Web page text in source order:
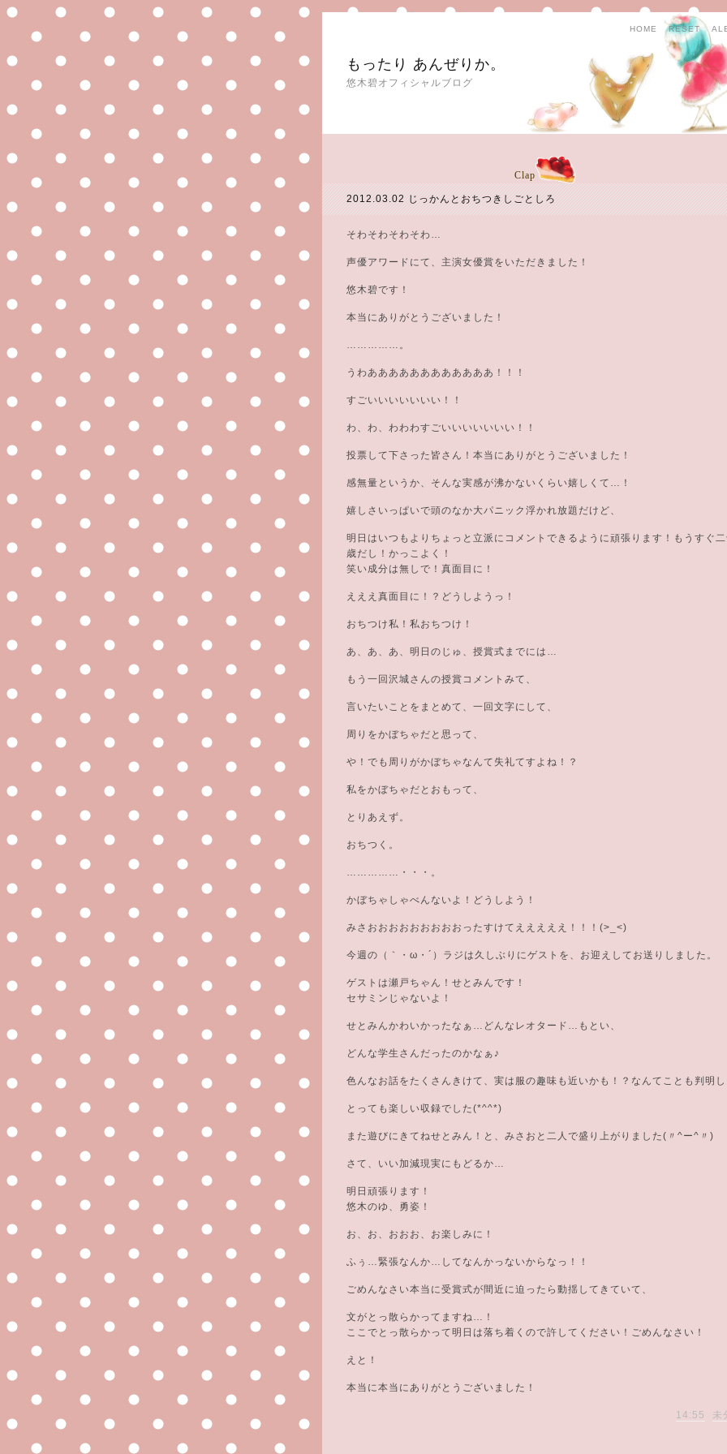
もったり あんぜりか。
悠木碧オフィシャルブログ
HOME RESET
Clap
2012.03.02 じっかんとおちつきしごとしろ
そわそわそわそわ…
声優アワードにて、主演女優賞をいただきました！
悠木碧です！
本当にありがとうございました！
……………。
うわああああああああああああ！！！
すごいいいいいいい！！
わ、わ、わわわすごいいいいいいい！！
投票して下さった皆さん！本当にありがとうございました！
感無量というか、そんな実感が沸かないくらい嬉しくて…！
嬉しさいっぱいで頭のなか大パニック浮かれ放題だけど、
明日はいつもよりちょっと立派にコメントできるように頑張ります！もうすぐ
歳だし！かっこよく！
笑い成分は無しで！真面目に！
えええ真面目に！？どうしようっ！
おちつけ私！私おちつけ！
あ、あ、あ、明日のじゅ、授賞式までには…
もう一回沢城さんの授賞コメントみて、
言いたいことをまとめて、一回文字にして、
周りをかぼちゃだと思って、
や！でも周りがかぼちゃなんて失礼てすよね！？
私をかぼちゃだとおもって、
とりあえず。
おちつく。
……………・・・。
かぼちゃしゃべんないよ！どうしよう！
みさおおおおおおおおおったすけてえええええ！！！(>_<)
今週の（｀・ω・´）ラジは久しぶりにゲストを、お迎えしてお送りしました。
ゲストは瀬戸ちゃん！せとみんです！
セサミンじゃないよ！
せとみんかわいかったなぁ…どんなレオタード…もとい、
どんな学生さんだったのかなぁ♪
色んなお話をたくさんきけて、実は服の趣味も近いかも！？なんてことも判明
とっても楽しい収録でした(*^^*)
また遊びにきてねせとみん！と、みさおと二人で盛り上がりました(〃^ー^〃)
さて、いい加減現実にもどるか…
明日頑張ります！
悠木のゆ、勇姿！
お、お、おおお、お楽しみに！
ふぅ…緊張なんか…してなんかっないからなっ！！
ごめんなさい本当に受賞式が間近に迫ったら動揺してきていて、
文がとっ散らかってますね…！
ここでとっ散らかって明日は落ち着くので許してください！ごめんなさい！
えと！
本当に本当にありがとうございました！
14:55 未